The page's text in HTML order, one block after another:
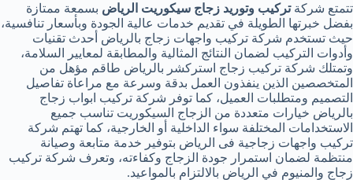
تتمتع شركةتركيب وتوريد زجاج سيكوريت الرياض بسمعة ممتازة
بفضل خبرتها الطويلة في تقديم خدمات عالية الجودة وبأسعار تنافسية،
حيث تستخدم شركة تركيب واجهات زجاج بالرياض أحدث تقنيات
وأدوات التركيب لضمان النتائج المثالية والمطابقة لمعايير السلامة،
وتمتلك شركة تركيب زجاج استركشر بالرياض طاقم مؤهل من
المتخصصين الذين ينفذون العمل بدقة وسرعة مع مراعاة تفاصيل
التصميم ومتطلبات العميل، كما توفر شركة تركيب ابواب زجاج
بالرياض خيارات متعددة من الزجاج السيكوريت تناسب جميع
الاستخدامات المختلفة سواء الداخلية أو الخارجية، كما تهتم شركة
تركيب واجهات زجاجية فى الرياض بتوفير خدمة متابعة وصيانة
منتظمة لضمان استمرار جودة الزجاج وكفاءته، وتعرف شركة تركيب
زجاج والمنيوم في الرياض بالالتزام بالمواعيد.